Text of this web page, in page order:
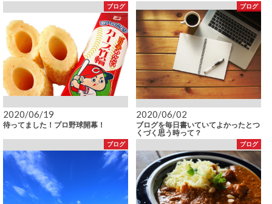
ブログ
2020/06/19
待ってました！プロ野球開幕！
ブログ
2020/06/02
ブログを毎日書いていてよかったとつ
くづく思う時って？
ブログ ブログ